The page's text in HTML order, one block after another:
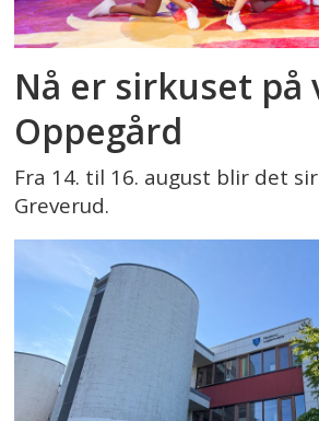
Nå er sirkuset på
Oppegård
Fra 14. til 16. august blir det
Greverud.